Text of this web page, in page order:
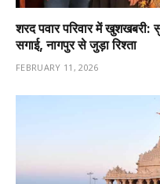
शरद पवार परिवार में खुशखबरी:
सगाई, नागपुर से जुड़ा रिश्ता
FEBRUARY 11, 2026